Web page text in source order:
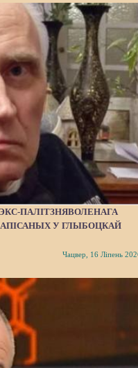
ПАЛІТЗНЯВОЛЕНАГА
У ГЛЫБОЦКАЙ
Чацвер, 16 Ліпень